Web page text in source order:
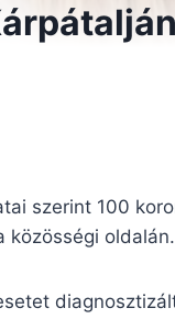
szerint 100
közösségi oldalán.